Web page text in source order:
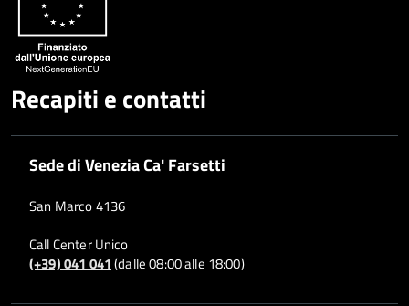
Recapiti e contatti
Sede di Venezia Ca' Farsetti
San Marco 4136
Call Center Unico
(+39) 041 041(dalle 08:00 alle 18:00)